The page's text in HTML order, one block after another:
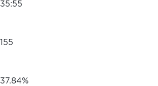
35:55
155
37.84%